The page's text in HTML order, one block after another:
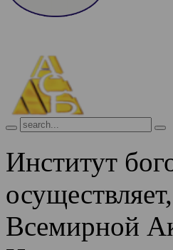
Институт
Всемирной